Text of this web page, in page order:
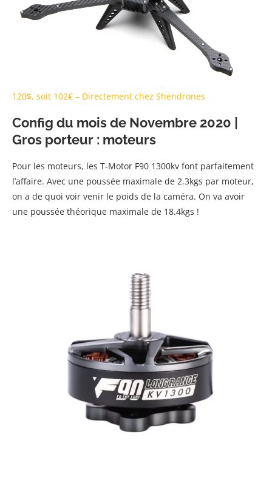
120$, soit 102€ – Directement chez Shendrones
Config du mois de Novembre 2020 |
Gros porteur : moteurs
Pour les moteurs, les T-Motor F90 1300kv font parfaitement
l’affaire. Avec une poussée maximale de 2.3kgs par moteur,
on a de quoi voir venir le poids de la caméra. On va avoir
une poussée théorique maximale de 18.4kgs !